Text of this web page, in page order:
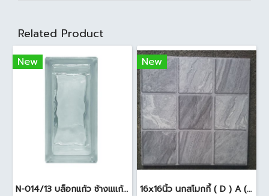
Related Product
New
N-014/13 บล็อกแก้ว ช้างแแก้ว WOW หยาดเพชร ( 24x11.5x8 cm.)
New
16x16นิ้ว นกสโมกกี้ ( D ) A (Pack6)